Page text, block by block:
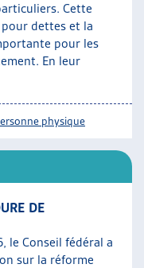
Cette
dettes et la
pour les
En leur
physique
DE
le Conseil fédéral a
sur la réforme